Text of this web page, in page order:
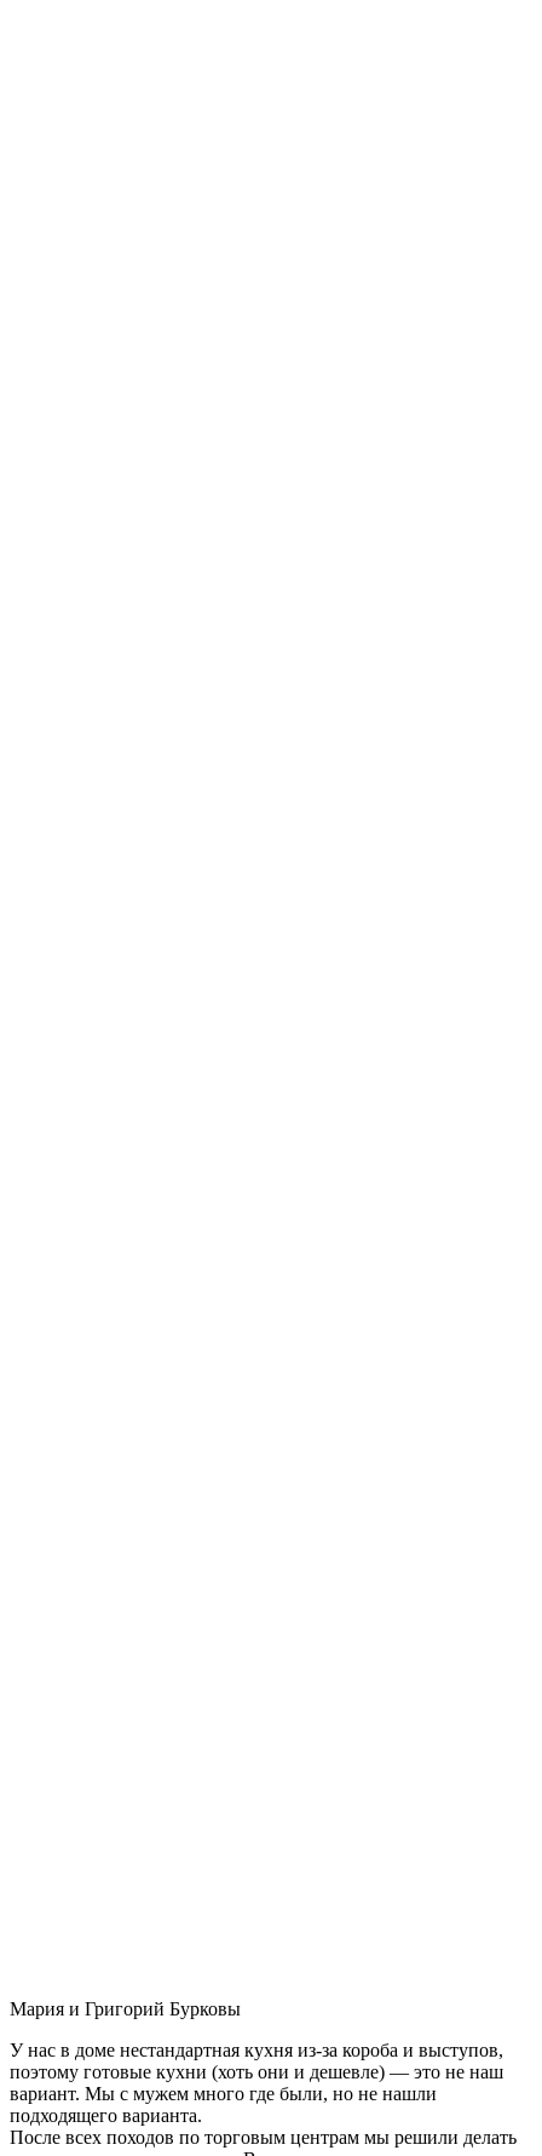
Мария и Григорий Бурковы
У нас в доме нестандартная кухня из-за короба и выступов,
поэтому готовые кухни (хоть они и дешевле) — это не наш
вариант. Мы с мужем много где были, но не нашли
подходящего варианта.
После всех походов по торговым центрам мы решили делать